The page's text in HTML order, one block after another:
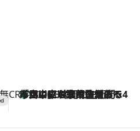
CREA'S CHOICE
2026.8.7
「立川にも歌舞伎があるんだよ」 片岡仁左衛門・市川中車ら豪華座組みで4年目の立川立飛歌舞伎へ